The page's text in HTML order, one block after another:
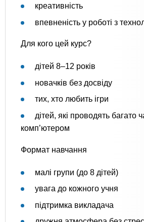
креативність
впевненість у роботі з
Для кого цей курс?
дітей 8–12 років
новачків без досвіду
тих, хто любить ігри
дітей, які проводять багато
комп’ютером
Формат навчання
малі групи (до 8 дітей)
увага до кожного учня
підтримка викладача